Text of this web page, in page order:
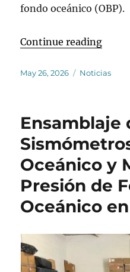
fondo oceánico (OBP).
Continue reading“Se
Posted
May 26, 2026 Categories
Noticias
Ensamblaje
Oceánico y
Presión de
Oceánico